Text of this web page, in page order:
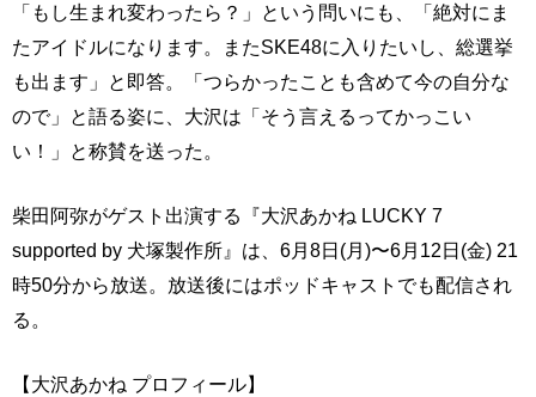
「もし生まれ変わったら？」という問いにも、「絶対にま
たアイドルになります。またSKE48に入りたいし、総選挙
も出ます」と即答。「つらかったことも含めて今の自分な
ので」と語る姿に、大沢は「そう言えるってかっこい
い！」と称賛を送った。
柴田阿弥がゲスト出演する『大沢あかね LUCKY 7
supported by 犬塚製作所』は、6月8日(月)〜6月12日(金) 21
時50分から放送。放送後にはポッドキャストでも配信され
る。
【大沢あかね プロフィール】